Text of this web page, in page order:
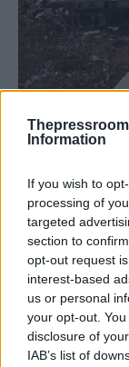
Information
If you wish to
processing of
targeted
section to
opt-out request
interest-based
us or personal
your opt-out.
disclosure of
IAB’s list of
Δικηγόρος
παντελώς
φορτίου
«Πλέον
ζητήματα